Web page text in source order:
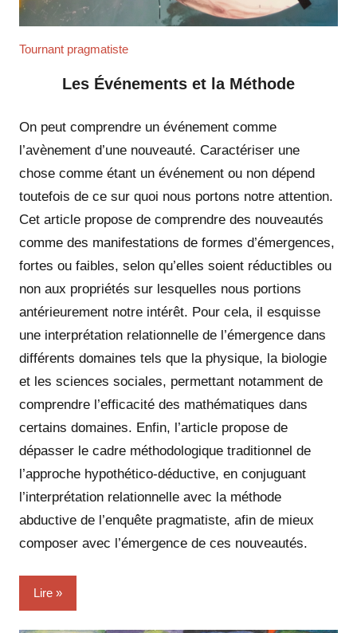
Tournant pragmatiste
Les Événements et la Méthode
On peut comprendre un événement comme
l’avènement d’une nouveauté. Caractériser une
chose comme étant un événement ou non dépend
toutefois de ce sur quoi nous portons notre attention.
Cet article propose de comprendre des nouveautés
comme des manifestations de formes d’émergences,
fortes ou faibles, selon qu’elles soient réductibles ou
non aux propriétés sur lesquelles nous portions
antérieurement notre intérêt. Pour cela, il esquisse
une interprétation relationnelle de l’émergence dans
différents domaines tels que la physique, la biologie
et les sciences sociales, permettant notamment de
comprendre l’efficacité des mathématiques dans
certains domaines. Enfin, l’article propose de
dépasser le cadre méthodologique traditionnel de
l’approche hypothético-déductive, en conjuguant
l’interprétation relationnelle avec la méthode
abductive de l’enquête pragmatiste, afin de mieux
composer avec l’émergence de ces nouveautés.
Lire